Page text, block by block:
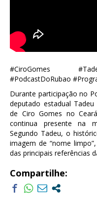
#CiroGomes
#PodcastDoRubao
Durante participação no
deputado estadual
de Ciro Gomes no
continua presente na
Segundo Tadeu, o
imagem de “nome
das principais referências
Compartilhe: